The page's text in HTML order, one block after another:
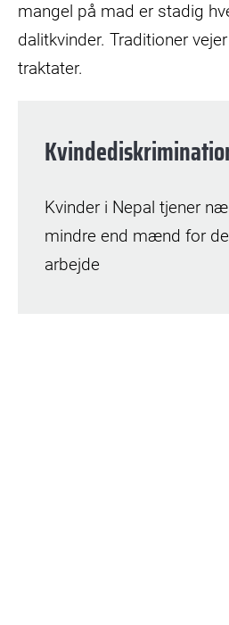
mangel på mad er stadig
dalitkvinder. Traditioner
traktater.
Kvinder i Nepal tjener
mindre end mænd for
arbejde